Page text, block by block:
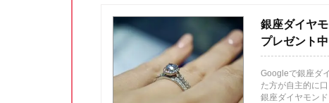
銀座ダイヤ
プレゼント中
Googleで銀座ダ
た方が自主的に
銀座ダイヤモン